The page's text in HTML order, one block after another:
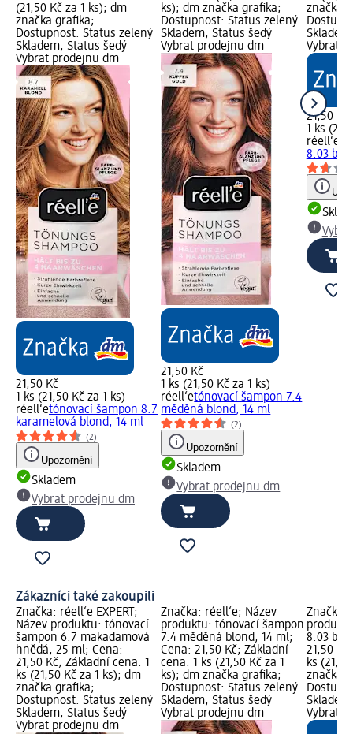
(21,50 Kč za 1 ks); dm
značka grafika;
Dostupnost: Status zelený
Skladem, Status šedý
Vybrat prodejnu dm
21,50 Kč
1 ks (21,50 Kč za 1 ks)
réell‘etónovací šampon 8.7
karamelová blond, 14 ml
(2)
Upozornění
Skladem
Vybrat prodejnu dm
ks); dm značka grafika;
Dostupnost: Status zelený
Skladem, Status šedý
Vybrat prodejnu dm
21,50 Kč
1 ks (21,50 Kč za 1 ks)
réell‘etónovací šampon 7.4
měděná blond, 14 ml
(2)
Upozornění
Skladem
Vybrat prodejnu dm
značka
Vybrat
21,50 Kč
1 ks
réell‘e
8.03
Zákazníci také zakoupili
Značka: réell‘e EXPERT;
Název produktu: tónovací
šampon 6.7 makadamová
hnědá, 25 ml; Cena:
21,50 Kč; Základní cena: 1
ks (21,50 Kč za 1 ks); dm
značka grafika;
Dostupnost: Status zelený
Skladem, Status šedý
Vybrat prodejnu dm
Značka: réell‘e; Název
produktu: tónovací šampon
7.4 měděná blond, 14 ml;
Cena: 21,50 Kč; Základní
cena: 1 ks (21,50 Kč za 1
ks); dm značka grafika;
Dostupnost: Status zelený
Skladem, Status šedý
Vybrat prodejnu dm
Značka:
8.03
21,50
ks
značka
Vybrat